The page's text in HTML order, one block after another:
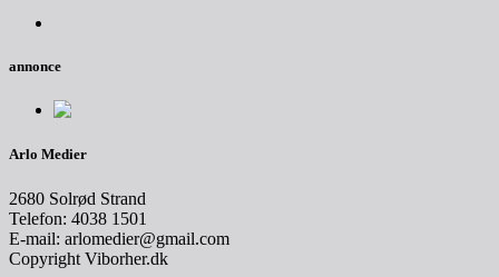
annonce
Arlo Medier
2680 Solrød Strand
Telefon: 4038 1501
E-mail: arlomedier@gmail.com
Copyright Viborher.dk